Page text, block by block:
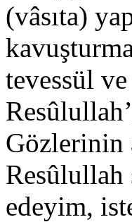
(vâsıta)
tevessül
Gözlerinin
Resûlullah
edeyim,